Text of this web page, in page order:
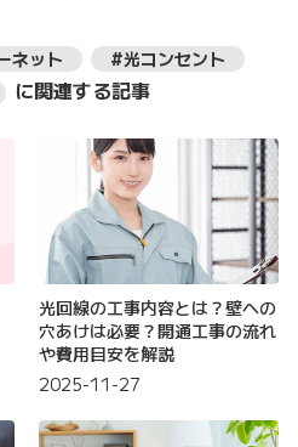
ネット
#光コンセント
に関連する記事
光回線の工事内容とは？壁への
穴あけは必要？開通工事の流れ
や費用目安を解説
2025-11-27